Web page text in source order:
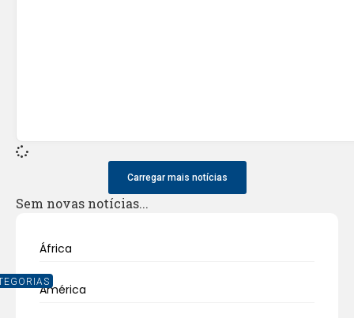
África
América
Carregar mais notícias
Sem novas notícias...